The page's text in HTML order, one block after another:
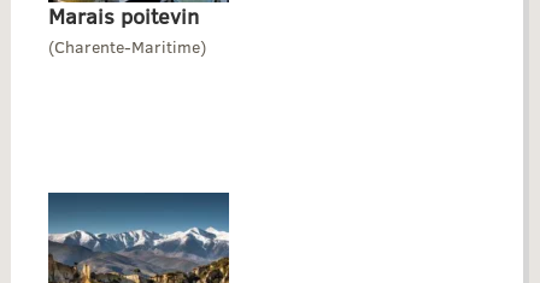
Marais poitevin
(Charente-Maritime)